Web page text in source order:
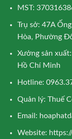
MST:
Trụ sở: 47A
Hòa, Phường
Xưởng sản
Hồ Chí Minh
Hotline:
Quản lý: Thuế
Email:
Website: